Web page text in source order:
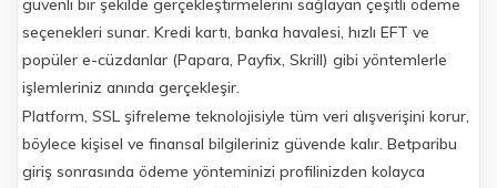
güvenli bir şekilde gerçekleştirmelerini sağlayan çeşitli ödeme
seçenekleri sunar. Kredi kartı, banka havalesi, hızlı EFT ve
popüler e-cüzdanlar (Papara, Payfix, Skrill) gibi yöntemlerle
işlemleriniz anında gerçekleşir.
Platform, SSL şifreleme teknolojisiyle tüm veri alışverişini korur,
böylece kişisel ve finansal bilgileriniz güvende kalır. Betparibu
giriş sonrasında ödeme yönteminizi profilinizden kolayca